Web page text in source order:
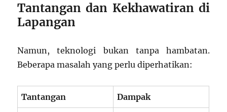
Tantangan dan Kekhawatiran di
Lapangan
Namun, teknologi bukan tanpa hambatan.
Beberapa masalah yang perlu diperhatikan:
Tantangan Dampak